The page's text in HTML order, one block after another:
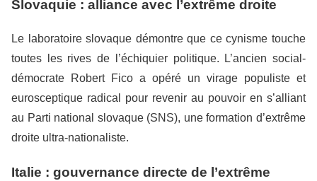
Slovaquie : alliance avec l’extrême droite
Le laboratoire slovaque démontre que ce cynisme touche
toutes les rives de l’échiquier politique. L’ancien social-
démocrate Robert Fico a opéré un virage populiste et
eurosceptique radical pour revenir au pouvoir en s’alliant
au Parti national slovaque (SNS), une formation d’extrême
droite ultra-nationaliste.
Italie : gouvernance directe de l’extrême